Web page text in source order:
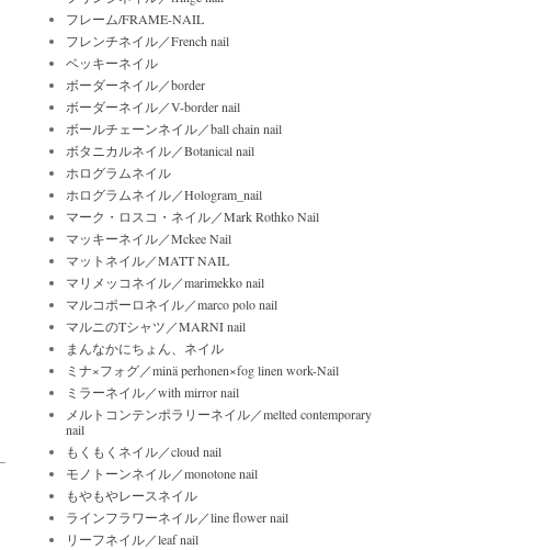
フレーム/FRAME-NAIL
フレンチネイル／French nail
ベッキーネイル
ボーダーネイル／border
ボーダーネイル／V-border nail
ボールチェーンネイル／ball chain nail
ボタニカルネイル／Botanical nail
ホログラムネイル
ホログラムネイル／Hologram_nail
マーク・ロスコ・ネイル／Mark Rothko Nail
マッキーネイル／Mckee Nail
マットネイル／MATT NAIL
マリメッコネイル／marimekko nail
マルコポーロネイル／marco polo nail
マルニのTシャツ／MARNI nail
まんなかにちょん、ネイル
ミナ×フォグ／minä perhonen×fog linen work-Nail
ミラーネイル／with mirror nail
メルトコンテンポラリーネイル／melted contemporary
nail
もくもくネイル／cloud nail
モノトーンネイル／monotone nail
もやもやレースネイル
ラインフラワーネイル／line flower nail
リーフネイル／leaf nail